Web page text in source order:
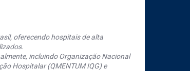
oferecendo hospitais de alta
incluindo Organização Nacional
Hospitalar (QMENTUM IQG) e